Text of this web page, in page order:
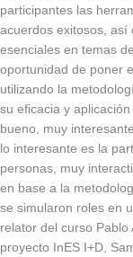
participantes las
acuerdos exitosos, así
esenciales en temas
oportunidad de poner
utilizando la
su eficacia y
bueno, muy
lo interesante es la
personas, muy
en base a la
se simularon roles en
relator del curso
proyecto InES I+D,